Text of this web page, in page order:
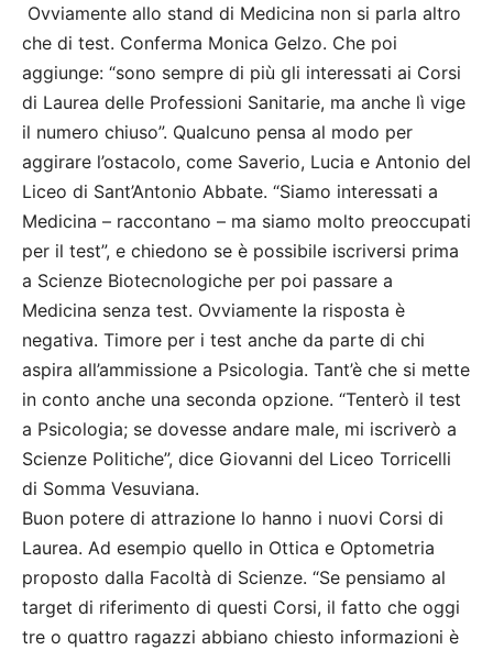
Ovviamente allo stand di Medicina non si parla altro
che di test. Conferma Monica Gelzo. Che poi
aggiunge: “sono sempre di più gli interessati ai Corsi
di Laurea delle Professioni Sanitarie, ma anche lì vige
il numero chiuso”. Qualcuno pensa al modo per
aggirare l’ostacolo, come Saverio, Lucia e Antonio del
Liceo di Sant’Antonio Abbate. “Siamo interessati a
Medicina – raccontano – ma siamo molto preoccupati
per il test”, e chiedono se è possibile iscriversi prima
a Scienze Biotecnologiche per poi passare a
Medicina senza test. Ovviamente la risposta è
negativa. Timore per i test anche da parte di chi
aspira all’ammissione a Psicologia. Tant’è che si mette
in conto anche una seconda opzione. “Tenterò il test
a Psicologia; se dovesse andare male, mi iscriverò a
Scienze Politiche”, dice Giovanni del Liceo Torricelli
di Somma Vesuviana.
Buon potere di attrazione lo hanno i nuovi Corsi di
Laurea. Ad esempio quello in Ottica e Optometria
proposto dalla Facoltà di Scienze. “Se pensiamo al
target di riferimento di questi Corsi, il fatto che oggi
tre o quattro ragazzi abbiano chiesto informazioni è